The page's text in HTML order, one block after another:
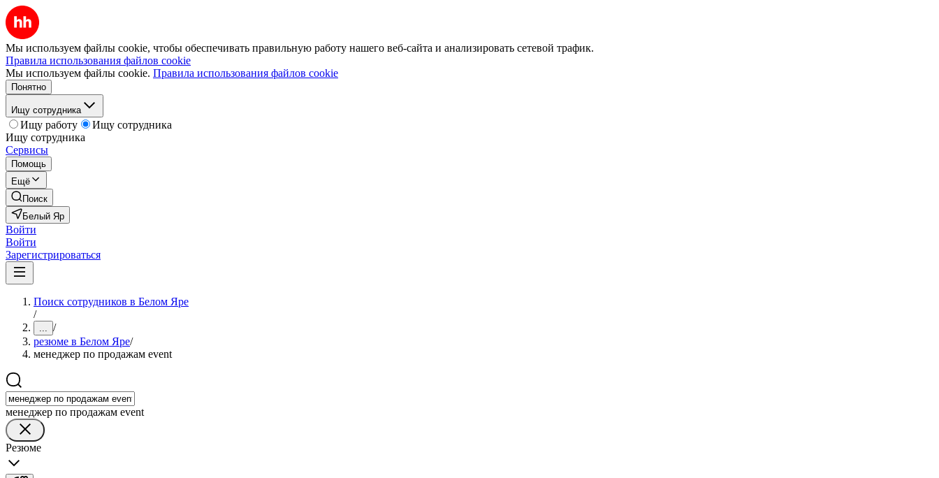
Мы используем файлы cookie, чтобы обеспечивать правильную работу нашего веб-сайта и анализировать сетевой трафик.
Правила использования файлов cookie
Мы используем файлы cookie. Правила использования файлов cookie
Понятно
Ищу сотрудника
Ищу работу
Ищу сотрудника
Ищу сотрудника
Сервисы
Помощь
Ещё
Поиск
Белый Яр
Войти
Войти
Зарегистрироваться
Поиск сотрудников в Белом Яре
/
... /
резюме в Белом Яре/
менеджер по продажам event
менеджер по продажам event
Резюме